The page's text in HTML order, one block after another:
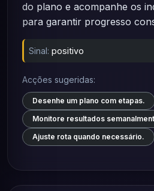
do plano e acompanhe os
para garantir progresso
Sinal: positivo
Acções sugeridas:
Desenhe um plano com etapas.
Monitore resultados
Ajuste rota quando necessário.